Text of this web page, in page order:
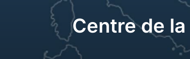
Centre de